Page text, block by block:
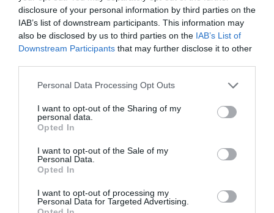
disclosure of your personal information by third parties on the
IAB’s list of downstream participants. This information may
also be disclosed by us to third parties on the IAB’s List of
Downstream Participants that may further disclose it to other
Personal Data Processing Opt Outs
I want to opt-out of the Sharing of my
personal data.
Opted In
I want to opt-out of the Sale of my
Personal Data.
Opted In
I want to opt-out of processing my
Personal Data for Targeted Advertising.
CAMP.
PLACARD
2ª
DIVISÃO
3ª
DIVISÃO
CAMP.
FEMININO
TAÇAS
DIVERSAS
TORNEIOS 3x3
COMPETIÇÕES
NACIONAIS
COMPETIÇÕES INTERNACIONAIS